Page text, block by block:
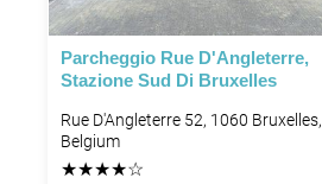
P
P
Parcheggio Rue D'Angleterre,
Stazione Sud Di Bruxelles
Rue D'Angleterre 52, 1060 Bruxelles,
Belgium
★★★★☆